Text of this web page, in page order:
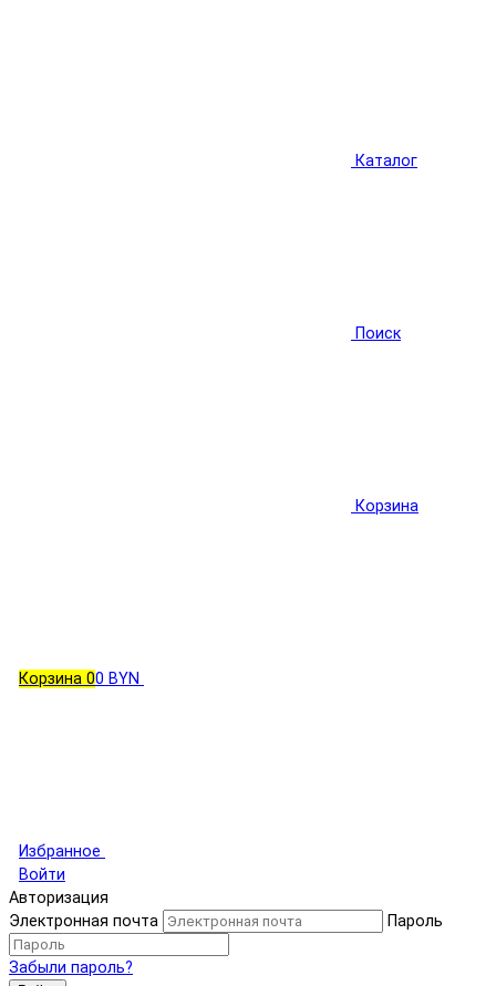
Каталог
Поиск
Корзина
Корзина 00 BYN
Избранное
Войти
Авторизация
Электронная почта
Пароль
Забыли пароль?